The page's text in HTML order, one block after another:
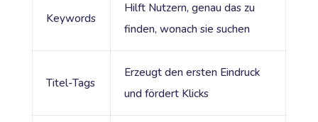
Keywords
Hilft Nutzern, genau das zu
finden, wonach sie suchen
Titel-Tags
Erzeugt den ersten Eindruck
und fördert Klicks